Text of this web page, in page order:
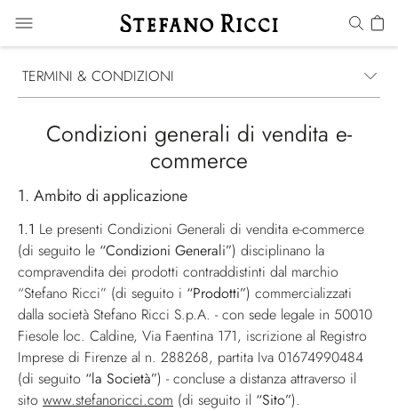
TERMINI & CONDIZIONI
Condizioni generali di vendita e-
commerce
1. Ambito di applicazione
1.1 Le presenti Condizioni Generali di vendita e-commerce
(di seguito le “Condizioni Generali”) disciplinano la
compravendita dei prodotti contraddistinti dal marchio
“Stefano Ricci” (di seguito i “Prodotti”) commercializzati
dalla società Stefano Ricci S.p.A. - con sede legale in 50010
Fiesole loc. Caldine, Via Faentina 171, iscrizione al Registro
Imprese di Firenze al n. 288268, partita Iva 01674990484
(di seguito “la Società”) - concluse a distanza attraverso il
sito www.stefanoricci.com (di seguito il “Sito”).